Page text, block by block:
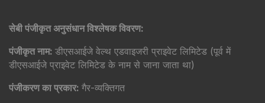
सेबी पंजीकृत अनुसंधान विश्लेषक विवरण:
पंजीकृत नाम: डीएसआईजे वेल्थ एडवाइजरी प्राइवेट लिमिटेड (पूर्व में
डीएसआईजे प्राइवेट लिमिटेड के नाम से जाना जाता था)
पंजीकरण का प्रकार: गैर-व्यक्तिगत